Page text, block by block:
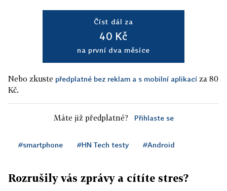
Číst dál za
40 Kč
na první dva měsíce
Nebo zkuste předplatné bez reklam a s mobilní aplikací za 80
Kč.
Máte již předplatné? Přihlaste se
#smartphone #HN Tech testy #Android
Rozrušily vás zprávy a cítíte stres?